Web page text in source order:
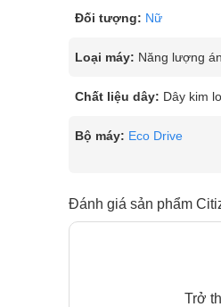
Đối tượng: Nữ
Loại máy: Năng lượng
Chất liệu dây: Dây kim
Bộ máy: Eco Drive
Đánh giá sản phẩm
Trở